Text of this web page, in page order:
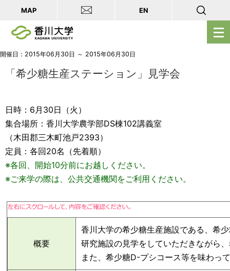
メ
ニ
MAP EN
開催日：2015年06月30日 ～ 2015年06月30日
「希少糖生産ステーション」見学会
日時：6月30日（火）
集合場所：香川大学農学部DS棟102講義室
（木田郡三木町池戸2393）
定員：各回20名（先着順）
※各回、開始10分前にお越しください。
※ご来学の際は、公共交通機関をご利用ください。
概要
香川大学の希少糖生産施設である、希
研究施設の見学をしていただきながら
また、希少糖D-プシコース等を味わっ